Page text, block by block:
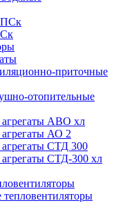
приточные
отопительные
АВО хл
АО 2
СТД 300
СТД-300 хл
тепловентиляторы